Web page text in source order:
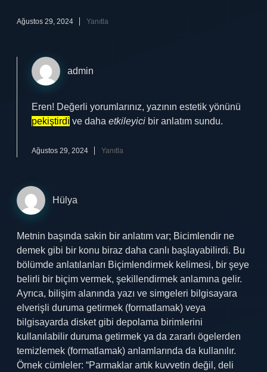
Ağustos 29, 2024 Yanıtla
admin
Eren! Değerli yorumlarınız, yazının estetik yönünü
pekiştirdi ve daha etkileyici bir anlatım sundu.
Ağustos 29, 2024 Yanıtla
Hülya
Metnin başında sakin bir anlatım var; Bicimlendir ne
demek gibi bir konu biraz daha canlı başlayabilirdi. Bu
bölümde anlatılanları Biçimlendirmek kelimesi, bir şeye
belirli bir biçim vermek, şekillendirmek anlamına gelir.
Ayrıca, bilişim alanında yazı ve simgeleri bilgisayara
elverişli duruma getirmek (formatlamak) veya
bilgisayarda disket gibi depolama birimlerini
kullanılabilir duruma getirmek ya da zararlı ögelerden
temizlemek (formatlamak) anlamlarında da kullanılır.
Örnek cümleler: “Parmaklar artık kuvvetin değil, deli